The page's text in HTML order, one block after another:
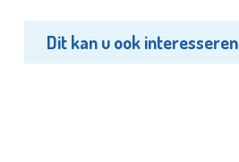
Dit kan u ook interesseren